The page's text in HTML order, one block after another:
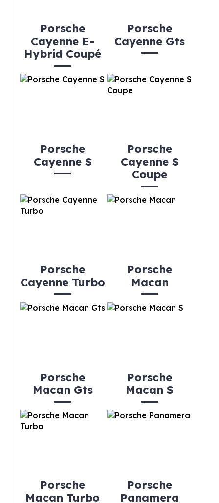
Porsche
Cayenne E-
Hybrid Coupé
Porsche
Cayenne Gts
Porsche
Cayenne S
Porsche
Cayenne S
Coupe
Porsche
Cayenne Turbo
Porsche
Macan
Porsche
Macan Gts
Porsche
Macan S
Porsche
Macan Turbo
Porsche
Panamera